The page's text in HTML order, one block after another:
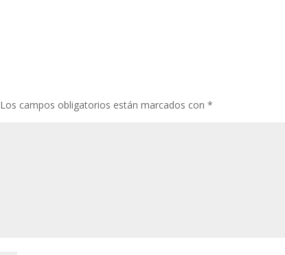
Los campos obligatorios están marcados con*